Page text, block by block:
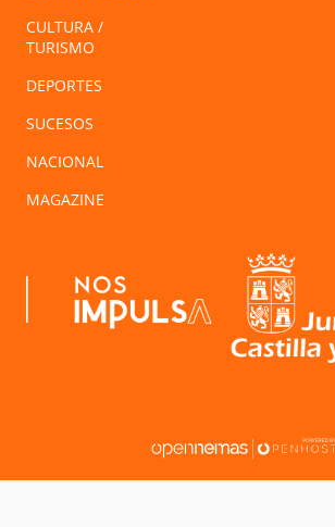
CULTURA /
TURISMO
DEPORTES
SUCESOS
NACIONAL
MAGAZINE